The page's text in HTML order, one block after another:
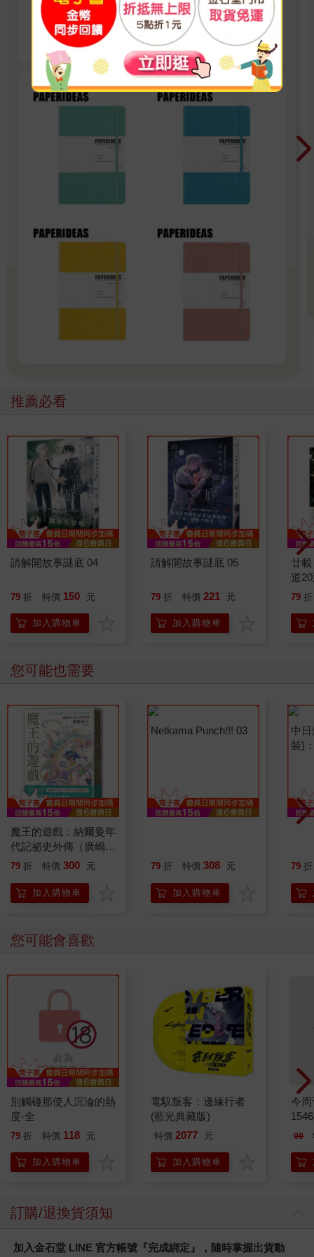
記、實現目標！
看更多
推薦必看
請解開故事謎底 04
79 折 特價 150 元
加入購物車
請解開故事謎底 05
79 折 特價 221 元
加入購物車
廿
道
79 折
您可能也需要
魔王的遊戲：納爾曼年
代記祕史外傳（廣嶋玲
子首部青少年小說）
79 折 特價 300 元
加入購物車
79 折 特價 308 元
加入購物車
新
79 折
您可能會喜歡
別觸碰那使人沉淪的熱
度-全
79 折 特價 118 元
加入購物車
電馭叛客：邊緣行者
(藍光典藏版)
特價 2077 元
加入購物車
今周
99
訂購/退換貨須知
加入金石堂 LINE 官方帳號『完成綁定』，隨時掌握出貨動